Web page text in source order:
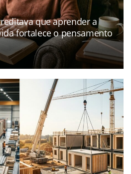
que aprender a
fortalece o pensamento